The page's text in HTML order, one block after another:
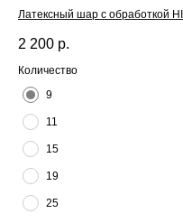
Латексный шар с обработкой
2 200 р.
Количество
9
11
15
19
25